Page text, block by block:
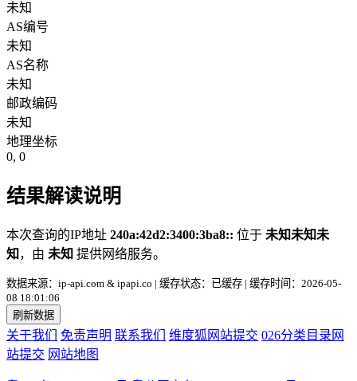
未知
AS编号
未知
AS名称
未知
邮政编码
未知
地理坐标
0, 0
结果解读说明
本次查询的IP地址 240a:42d2:3400:3ba8:: 位于 未知未知未
知 ，由 未知 提供网络服务。
数据来源：ip-api.com & ipapi.co | 缓存状态：已缓存 | 缓存时间：2026-05-
08 18:01:06
刷新数据
关于我们 免责声明 联系我们 维度狐网站提交 026分类目录网
站提交 网站地图